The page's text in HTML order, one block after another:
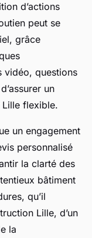
d’actions
peut se
grâce
vidéo, questions
un
flexible.
un engagement
personnalisé
la clarté des
bâtiment
qu’il
Lille, d’un
la